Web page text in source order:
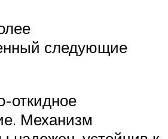
следующие
откидное
Механизм